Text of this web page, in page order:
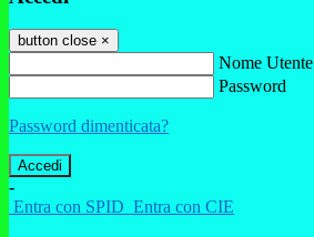
button close ×
Nome Utente
Password
Password dimenticata?
-
Entra con SPID Entra con CIE